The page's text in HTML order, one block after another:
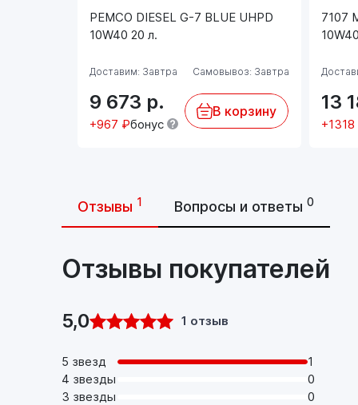
PEMCO DIESEL G-7 BLUE UHPD
10W40 20 л.
Доставим: Завтра Самовывоз: Завтра
9 673 р.
+967 ₽бонус
В корзину
7107
13
Отзывы 1 Вопросы и ответы 0
Отзывы покупателей
5,0 1 отзыв
5 звезд
1
4 звезды
0
3 звезды
0